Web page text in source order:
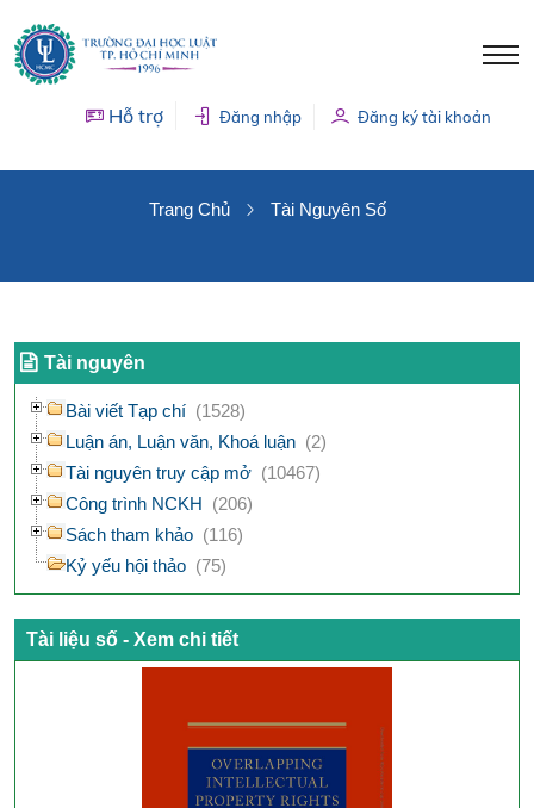
Hỗ trợ Đăng nhập Đăng ký tài khoản
Trang Chủ Tài Nguyên Số
Tài nguyên
Bài viết Tạp chí (1528)
Luận án, Luận văn, Khoá luận (2)
Tài nguyên truy cập mở (10467)
Công trình NCKH (206)
Sách tham khảo (116)
Kỷ yếu hội thảo (75)
Tài liệu số - Xem chi tiết